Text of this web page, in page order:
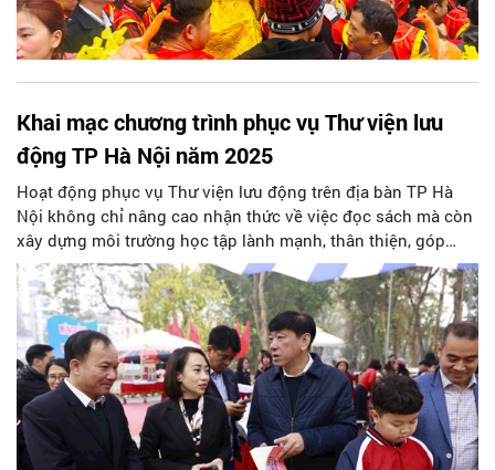
Khai mạc chương trình phục vụ Thư viện lưu
động TP Hà Nội năm 2025
Hoạt động phục vụ Thư viện lưu động trên địa bàn TP Hà
Nội không chỉ nâng cao nhận thức về việc đọc sách mà còn
xây dựng môi trường học tập lành mạnh, thân thiện, góp
phần phát triển văn hóa đọc trong cộng đồng.